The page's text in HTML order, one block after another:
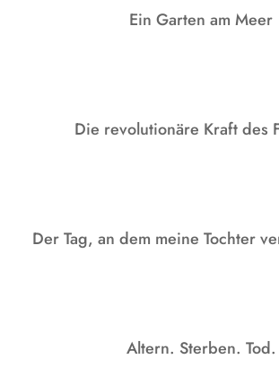
Ein Garten am Meer
Die revolutionäre Kraft des
Der Tag, an dem meine Tochter
Altern. Sterben. Tod.